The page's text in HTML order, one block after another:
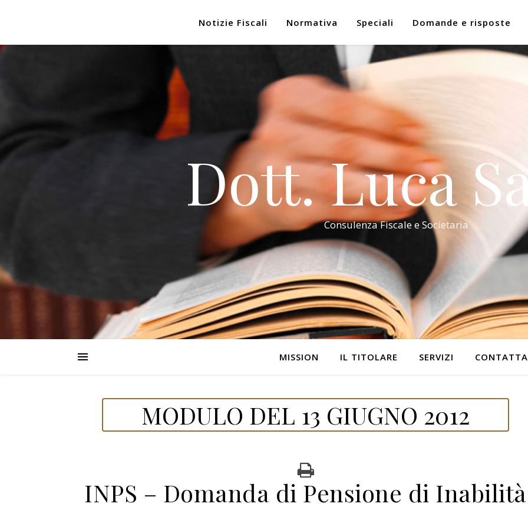
Notizie Fiscali Normativa Speciali Domande e risposte
Dott. Luca
Consulenza Fiscale e Societaria
MISSION IL TITOLARE SERVIZI
MODULO DEL 13 GIUGNO 2012
INPS – Domanda di Pensione di Inabilità